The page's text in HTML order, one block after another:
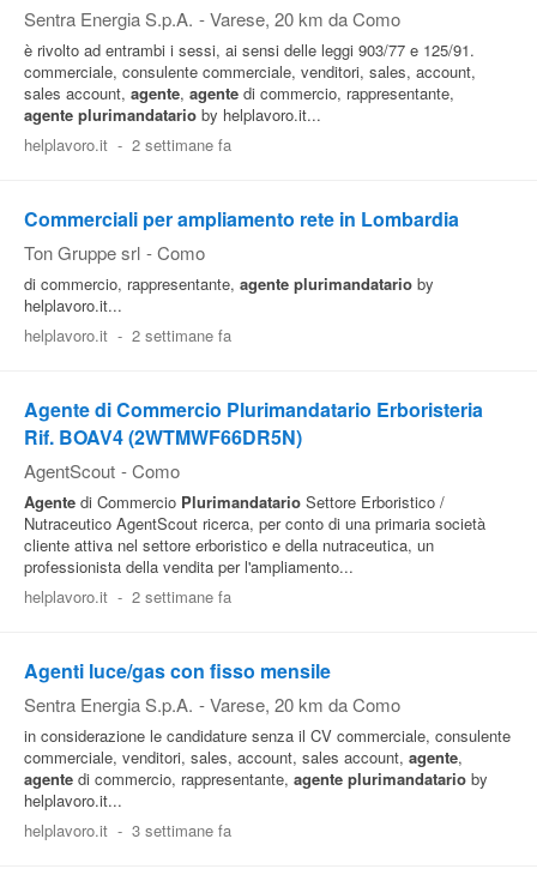
Sentra Energia S.p.A. - Varese, 20 km da Como
è rivolto ad entrambi i sessi, ai sensi delle leggi 903/77 e 125/91.
commerciale, consulente commerciale, venditori, sales, account,
sales account, agente, agente di commercio, rappresentante,
agente plurimandatario by helplavoro.it...
helplavoro.it - 2 settimane fa
Commerciali per ampliamento rete in Lombardia
Ton Gruppe srl - Como
di commercio, rappresentante, agente plurimandatario by
helplavoro.it...
helplavoro.it - 2 settimane fa
Agente di Commercio Plurimandatario Erboristeria
Rif. BOAV4 (2WTMWF66DR5N)
AgentScout - Como
Agente di Commercio Plurimandatario Settore Erboristico /
Nutraceutico AgentScout ricerca, per conto di una primaria società
cliente attiva nel settore erboristico e della nutraceutica, un
professionista della vendita per l'ampliamento...
helplavoro.it - 2 settimane fa
Agenti luce/gas con fisso mensile
Sentra Energia S.p.A. - Varese, 20 km da Como
in considerazione le candidature senza il CV commerciale, consulente
commerciale, venditori, sales, account, sales account, agente,
agente di commercio, rappresentante, agente plurimandatario by
helplavoro.it...
helplavoro.it - 3 settimane fa